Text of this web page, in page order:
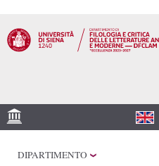
contenuto
principale
DIPARTIMENTO